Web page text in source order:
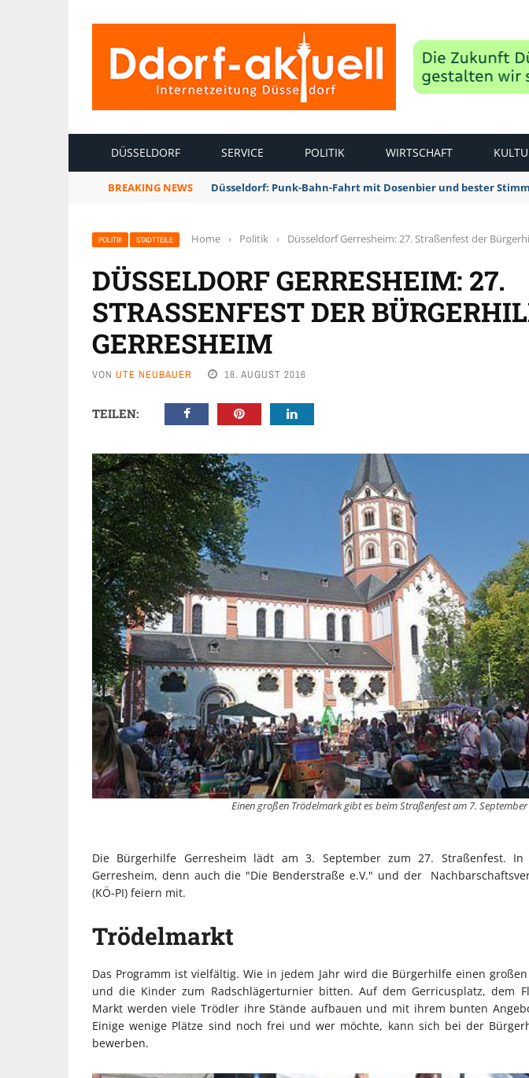
DÜSSELDORF SERVICE POLITIK WIRTSCHAFT
BREAKING NEWS Düsseldorf: Punk-Bahn-Fahrt mit Dosenbier und bester
POLITIK STADTTEILE Home › Politik › Düsseldorf Gerresheim: 27. Straßenfest der
DÜSSELDORF GERRESHEIM: 27.
STRASSENFEST DER
ERRESHEIM
VON UTE NEUBAUER 18. AUGUST 2016
TEILEN:
Einen großen Trödelmark gibt es beim Straßenfest am 7. September
Die Bürgerhilfe Gerresheim lädt am 3. September zum 27. Straßenfest.
Gerresheim, denn auch die "Die Benderstraße e.V." und der
(KÖ-PI) feiern mit.
Trödelmarkt
Das Programm ist vielfältig. Wie in jedem Jahr wird die Bürgerhilfe einen
und die Kinder zum Radschlägerturnier bitten. Auf dem Gerricusplatz, dem
Markt werden viele Trödler ihre Stände aufbauen und mit ihrem bunten
Einige wenige Plätze sind noch frei und wer möchte, kann sich bei der
bewerben.